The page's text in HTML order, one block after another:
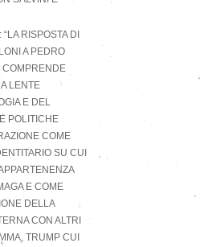
RISPOSTA DI
A PEDRO
LENTE
E DEL
POLITICHE
COME
SU CUI
E COME
DELLA
CON ALTRI
TRUMP CUI